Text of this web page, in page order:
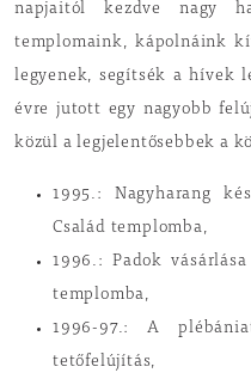
napjaitól kezdve nagy
templomaink, kápolnáink
legyenek, segítsék a hívek
évre jutott egy nagyobb
közül a legjelentősebbek a
1995.: Nagyharang
Család templomba,
1996.: Padok
templomba,
1996-97.: A
tetőfelújítás,